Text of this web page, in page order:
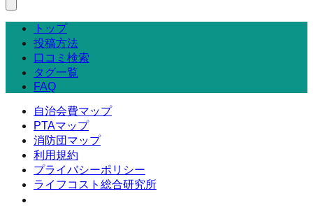
トップ
投稿方法
口コミ検索
タグ一覧
FAQ
自治会費マップ
PTAマップ
消防団マップ
利用規約
プライバシーポリシー
ライフコスト総合研究所